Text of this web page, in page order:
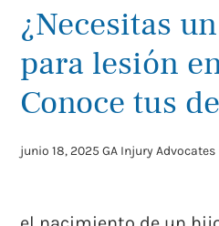
¿Necesitas
para lesión
Conoce tus
junio 18, 2025 GA Injury Advocates